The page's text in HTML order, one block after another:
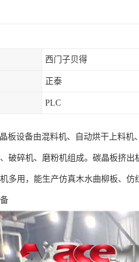
西门子贝得
正泰
PLC
板设备由混料机、自动烘干上料
破碎机、磨粉机组成。碳晶板挤出
多用，能生产仿真木水曲柳板、